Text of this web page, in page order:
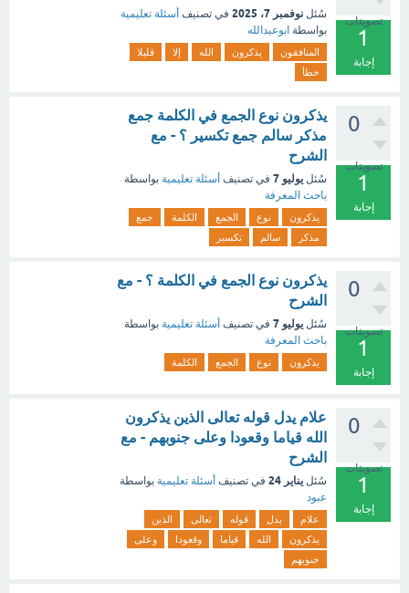
تصويتات
1
إجابة
سُئل نوفمبر 7، 2025 في تصنيف أسئلة تعليمية
بواسطة ابوعبدالله
المنافقون يذكرون الله إلا
قليلا
خطأ
0
تصويتات
1
إجابة
يذكرون نوع الجمع في الكلمة جمع
مذكر سالم جمع تكسير ؟ - مع
الشرح
سُئل يوليو 7 في تصنيف أسئلة تعليمية بواسطة
باحث المعرفة
يذكرون نوع الجمع الكلمة
جمع
مذكر
سالم تكسير
0
تصويتات
1
إجابة
يذكرون نوع الجمع في الكلمة ؟ - مع
الشرح
سُئل يوليو 7 في تصنيف أسئلة تعليمية بواسطة
باحث المعرفة
يذكرون نوع الجمع الكلمة
0
تصويتات
1
إجابة
علام يدل قوله تعالى الذين يذكرون
الله قياما وقعودا وعلى جنوبهم - مع
الشرح
سُئل يناير 24 في تصنيف أسئلة تعليمية بواسطة
عبود
علام يدل قوله تعالى
الذين
يذكرون
الله قياما وقعودا
وعلى
جنوبهم